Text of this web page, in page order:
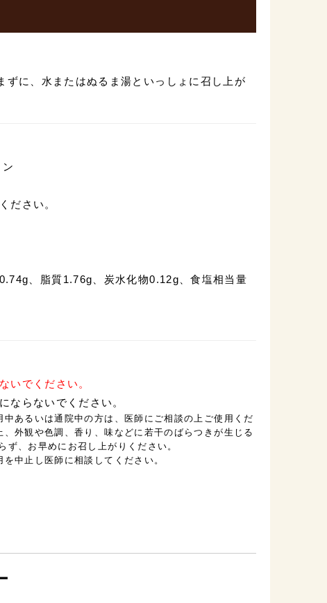
に、水またはぬるま湯といっしょに召し上が
ださい。
、脂質1.76g、炭水化物0.12g、食塩相当量
いでください。
ならないでください。
あるいは通院中の方は、医師にご相談の上ご使用くだ
外観や色調、香り、味などに若干のばらつきが生じる
、お早めにお召し上がりください。
中止し医師に相談してください。